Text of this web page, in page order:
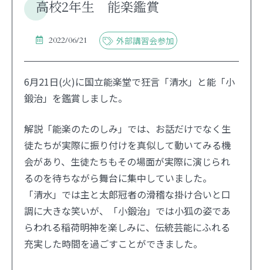
高校2年生 能楽鑑賞
2022/06/21 外部講習会参加
6月21日(火)に国立能楽堂で狂言「清水」と能「小
鍛治」を鑑賞しました。
解説「能楽のたのしみ」では、お話だけでなく生
徒たちが実際に振り付けを真似して動いてみる機
会があり、生徒たちもその場面が実際に演じられ
るのを待ちながら舞台に集中していました。
「清水」では主と太郎冠者の滑稽な掛け合いと口
調に大きな笑いが、「小鍛治」では小狐の姿であ
らわれる稲荷明神を楽しみに、伝統芸能にふれる
充実した時間を過ごすことができました。